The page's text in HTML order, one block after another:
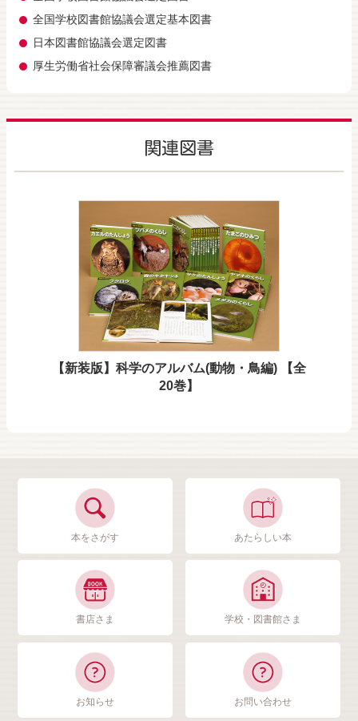
全国学校図書館協議会選定基本図書
日本図書館協議会選定図書
厚生労働省社会保障審議会推薦図書
関連図書
【新装版】科学のアルバム(動物・鳥編) 【全
20巻】
本をさがす あたらしい本
書店さま 学校・図書館さま
お知らせ お問い合わせ